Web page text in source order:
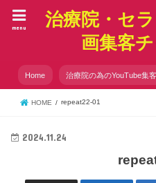
治療院・セ
画集客
menu
Home 治療院の為のYouTube集
HOME repeat22-01
2024.11.24